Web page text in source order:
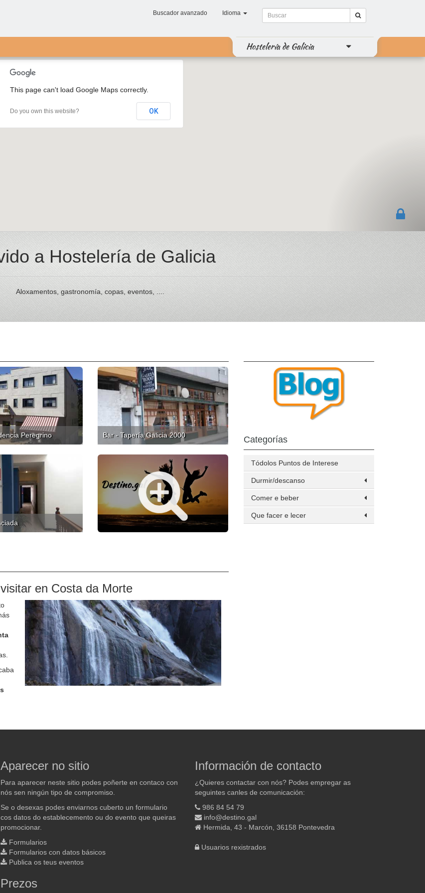
Buscador avanzado Idioma
Hostelería de Galicia
This page can't load Google Maps correctly.
Do you own this website? OK
a Hostelería de Galicia
Aloxamentos, gastronomía, copas, eventos, ....
Peregrino Bar - Tapería Galicia 2000
en Costa da Morte
Categorías
Tódolos Puntos de Interese
Durmir/descanso
Comer e beber
Que facer e lecer
Aparecer no sitio
Para aparecer neste sitio podes poñerte en contaco con
nós sen ningún tipo de compromiso.
Se o desexas podes enviarnos cuberto un formulario
cos datos do establecemento ou do evento que queiras
promocionar.
Formularios
Formularios con datos básicos
Publica os teus eventos
Prezos
Información de contacto
¿Quieres contactar con nós? Podes empregar as
seguintes canles de comunicación:
986 84 54 79
info@destino.gal
Hermida, 43 - Marcón, 36158 Pontevedra
Usuarios rexistrados